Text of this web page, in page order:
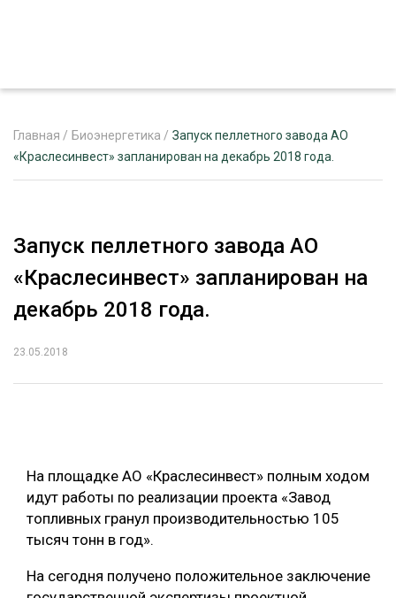
РЕКЛАМОДАТЕЛЯМ
ЛЕСНОЕ ХОЗЯЙСТВО
ЛЕСОЗАГОТОВКА
БИОЭНЕРГЕТИКА
ЛЕСОВОССТАНОВЛЕНИЕ И ЗАЩИТА
ЛОГИСТИКА
ПРОИЗВОДСТВО ДРЕВЕСНЫХ ПЛИТ
Главная / Биоэнергетика / Запуск пеллетного завода АО
«Краслесинвест» запланирован на декабрь 2018 года.
Запуск пеллетного завода АО
«Краслесинвест» запланирован на
декабрь 2018 года.
23.05.2018
На площадке АО «Краслесинвест» полным ходом
идут работы по реализации проекта «Завод
топливных гранул производительностью 105
тысяч тонн в год».
На сегодня получено положительное заключение